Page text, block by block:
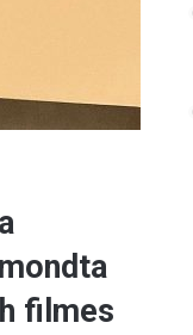
filmes